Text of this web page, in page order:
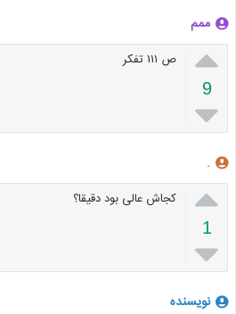
ممم

9

ص ۱۱۱ تفکر
.

1

کجاش عالی بود دقیقا؟
نویسنده